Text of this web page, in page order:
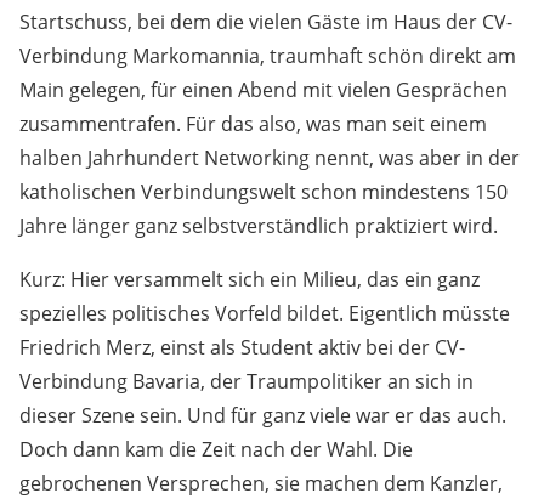
Startschuss, bei dem die vielen Gäste im Haus der CV-
Verbindung Markomannia, traumhaft schön direkt am
Main gelegen, für einen Abend mit vielen Gesprächen
zusammentrafen. Für das also, was man seit einem
halben Jahrhundert Networking nennt, was aber in der
katholischen Verbindungswelt schon mindestens 150
Jahre länger ganz selbstverständlich praktiziert wird.
Kurz: Hier versammelt sich ein Milieu, das ein ganz
spezielles politisches Vorfeld bildet. Eigentlich müsste
Friedrich Merz, einst als Student aktiv bei der CV-
Verbindung Bavaria, der Traumpolitiker an sich in
dieser Szene sein. Und für ganz viele war er das auch.
Doch dann kam die Zeit nach der Wahl. Die
gebrochenen Versprechen, sie machen dem Kanzler,